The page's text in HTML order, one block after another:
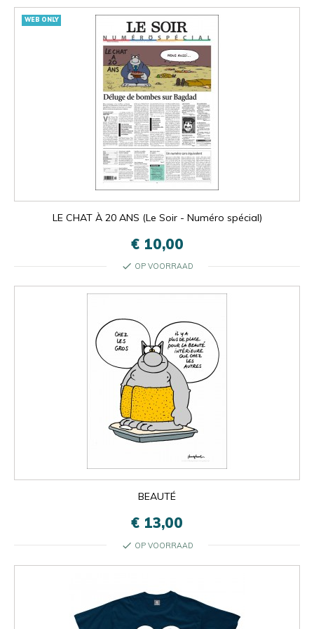
WEB ONLY
LE CHAT À 20 ANS (Le Soir - Numéro spécial)
€ 10,00
check OP VOORRAAD
BEAUTÉ
€ 13,00
check OP VOORRAAD